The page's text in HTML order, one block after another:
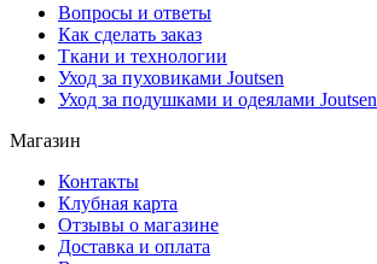
Вопросы и ответы
Как сделать заказ
Ткани и технологии
Уход за пуховиками Joutsen
Уход за подушками и одеялами Joutsen
Магазин
Контакты
Клубная карта
Отзывы о магазине
Доставка и оплата